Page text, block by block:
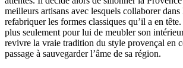
meilleurs artisans avec lesquels collaborer dans
refabriquer les formes classiques qu’il a en
plus seulement pour lui de meubler son
revivre la vraie tradition du style provençal en
passage à sauvegarder l’âme de sa région.